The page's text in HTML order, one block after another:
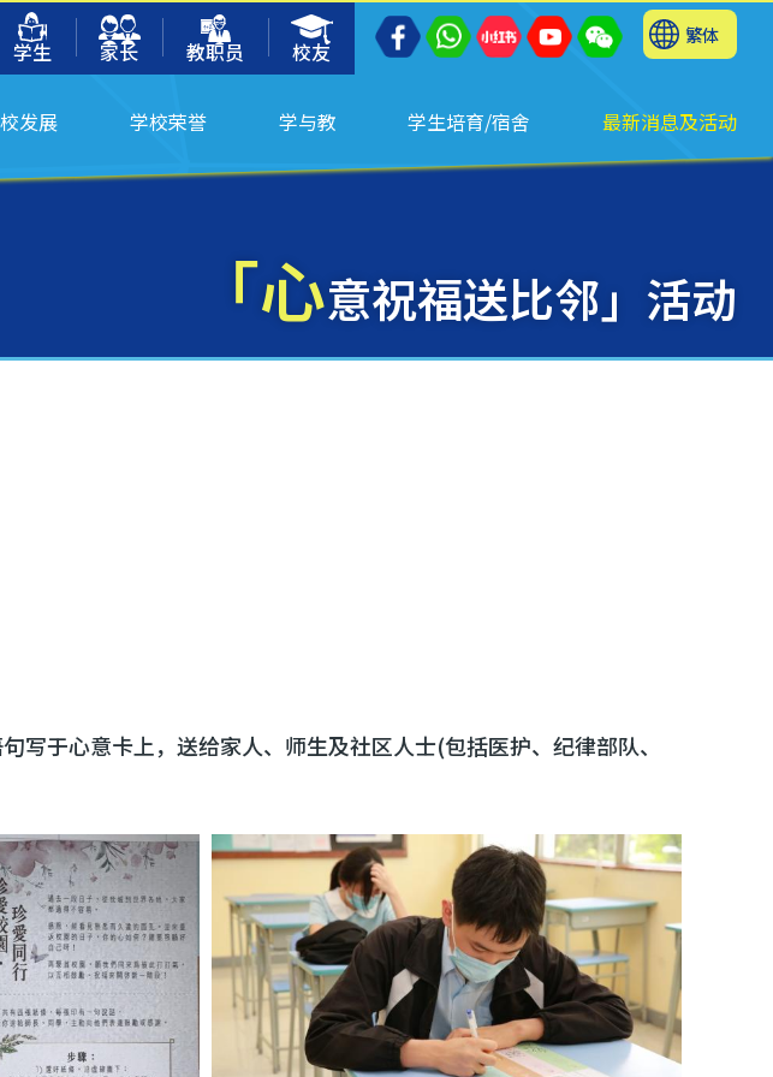
学生
家长 教职员 校友
繁体
发展 学校荣誉 学与教 学生培育/宿舍 最新消息及活动
「心意祝福送比邻」活动
于心意卡上，送给家人、师生及社区人士(包括医护、纪律部队、